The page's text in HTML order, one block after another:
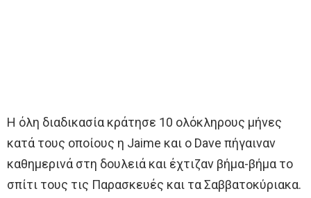
Η όλη διαδικασία κράτησε 10 ολόκληρους μήνες
κατά τους οποίους η Jaime και ο Dave πήγαιναν
καθημερινά στη δουλειά και έχτιζαν βήμα-βήμα το
σπίτι τους τις Παρασκευές και τα Σαββατοκύριακα.